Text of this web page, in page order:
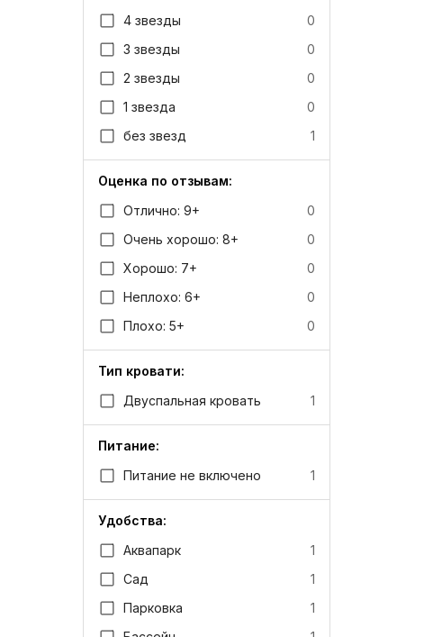
4 звезды
0
3 звезды
0
2 звезды
0
1 звезда
0
без звезд
1
Оценка по отзывам:
Отлично: 9+
0
Очень хорошо: 8+
0
Хорошо: 7+
0
Неплохо: 6+
0
Плохо: 5+
0
Тип кровати:
Двуспальная кровать
1
Питание:
Питание не включено
1
Удобства:
Аквапарк
1
Сад
1
Парковка
1